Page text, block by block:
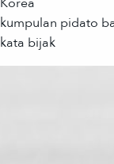
kumpulan pidato
kata bijak